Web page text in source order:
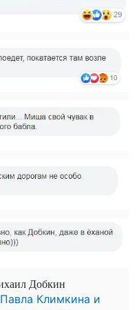
Добкин
Климкина и